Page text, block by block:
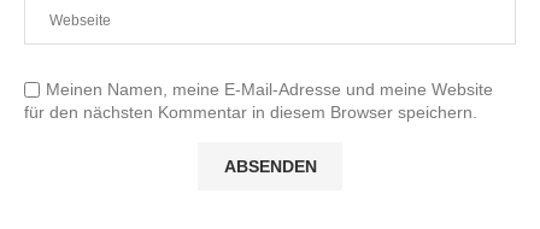
Meinen Namen, meine E-Mail-Adresse und meine Website
für den nächsten Kommentar in diesem Browser speichern.